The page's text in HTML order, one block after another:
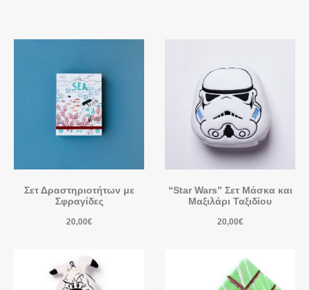
Σετ Δραστηριοτήτων με
Σφραγίδες
20,00€
“Star Wars” Σετ Μάσκα και
Μαξιλάρι Ταξιδίου
20,00€